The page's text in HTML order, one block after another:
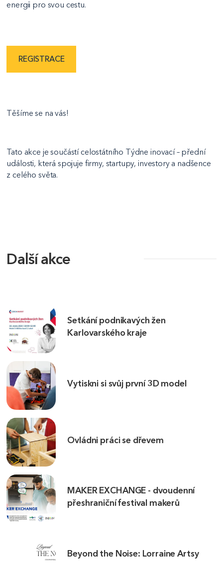
energii pro svou cestu.
REGISTRACE
Těšíme se na vás!
Tato akce je součástí celostátního Týdne inovací – přední
události, která spojuje firmy, startupy, investory a nadšence
z celého světa.
Další akce
Setkání podnikavých žen
Karlovarského kraje
Vytiskni si svůj první 3D model
Ovládni práci se dřevem
MAKER EXCHANGE - dvoudenní
přeshraniční festival makerů
Beyond the Noise: Lorraine Artsy